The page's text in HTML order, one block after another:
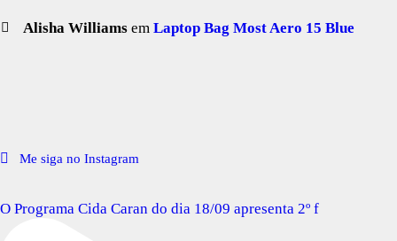
Alisha Williams emLaptop Bag Most Aero 15 Blue
Me siga no Instagram
O Programa Cida Caran do dia 18/09 apresenta 2º f